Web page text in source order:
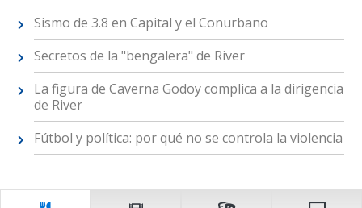
Sismo de 3.8 en Capital y el Conurbano
Secretos de la "bengalera" de River
La figura de Caverna Godoy complica a la dirigencia
de River
Fútbol y política: por qué no se controla la violencia